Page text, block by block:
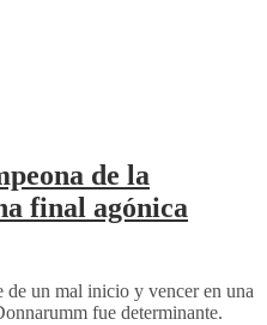
de la
final agónica
de un mal inicio y vencer en una
fue determinante.